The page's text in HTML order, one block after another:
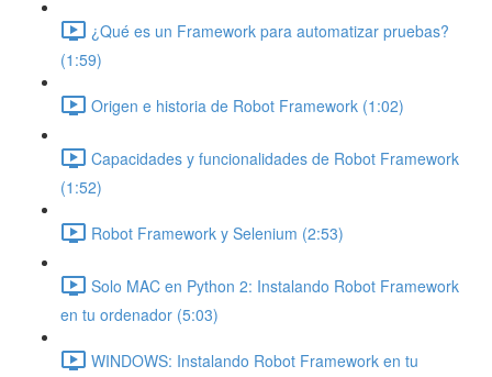
¿Qué es un Framework para automatizar pruebas?
(1:59)
Origen e historia de Robot Framework (1:02)
Capacidades y funcionalidades de Robot Framework
(1:52)
Robot Framework y Selenium (2:53)
Solo MAC en Python 2: Instalando Robot Framework
en tu ordenador (5:03)
WINDOWS: Instalando Robot Framework en tu